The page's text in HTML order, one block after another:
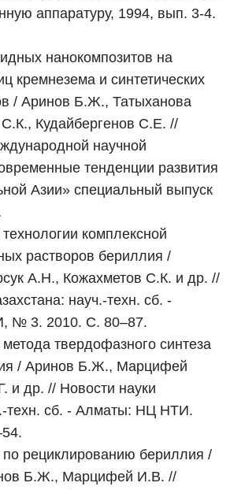
аппаратуру, 1994, вып. 3-4.
нанокомпозитов на
кремнезема и синтетических
/ Аринов Б.Ж., Татыханова
Кудайбергенов С.Е. //
научной
тенденции развития
Азии» специальный выпуск
комплексной
растворов бериллия /
А.Н., Кожахметов С.К. и др. //
науч.-техн. сб. -
№ 3. 2010. С. 80–87.
твердофазного синтеза
/ Аринов Б.Ж., Марцифей
и др. // Новости науки
техн. сб. - Алматы: НЦ НТИ.
рециклированию бериллия /
Б.Ж., Марцифей И.В. //